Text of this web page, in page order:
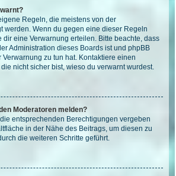
Regeln, die meistens von der
werden. Wenn du gegen eine dieser Regeln
dir eine Verwarnung erteilen. Bitte beachte, dass
Administration dieses Boards ist und phpBB
Verwarnung zu tun hat. Kontaktiere einen
nicht sicher bist, wieso du verwarnt wurdest.
Moderatoren melden?
entsprechenden Berechtigungen vergeben
in der Nähe des Beitrags, um diesen zu
die weiteren Schritte geführt.